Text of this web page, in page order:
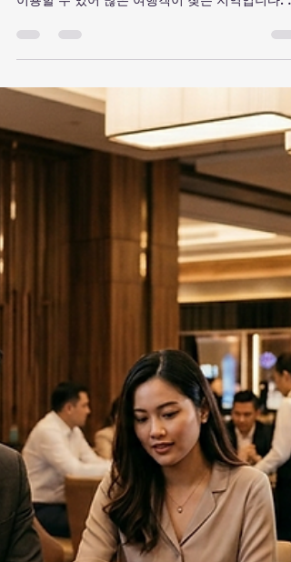
필리핀 클락 카지노 복장 필리핀 클락은 한국에서
비교적 가까우면서도 다양한 카지노와 호텔을 함
하는지”, “입장할 때 무엇이 필요한지” 몰라 당황
수 있습니다. 클락 카지노는 지나치게 격식을 차릴
필요는 없지만, 기본적인 복장 규정과 입장 조건은
지켜야 합니다. 클락 카지노를 방문할 때 가장 무난
한 복장은 깔끔한 캐주얼 차림입니다. 남성은 카라
티셔츠나 단정한 반팔 티셔츠에 긴바지, 운동화 또
는 발을 덮는 신발을 착용하면 대부분 문제없이 입
장할 수 있습니다. 여성 역시 원피스나 블라우스,
바지 등 단정한 복장을 선택하면 됩니다. 더운 필리
핀 날씨 때문에 반바지와 슬리퍼를 착용하는 여행
이 많지만, 카지노에 따라 스포츠 반바지, 민소매
츠, 슬리퍼와 조리, 지나치게 찢어진 옷은 입장이